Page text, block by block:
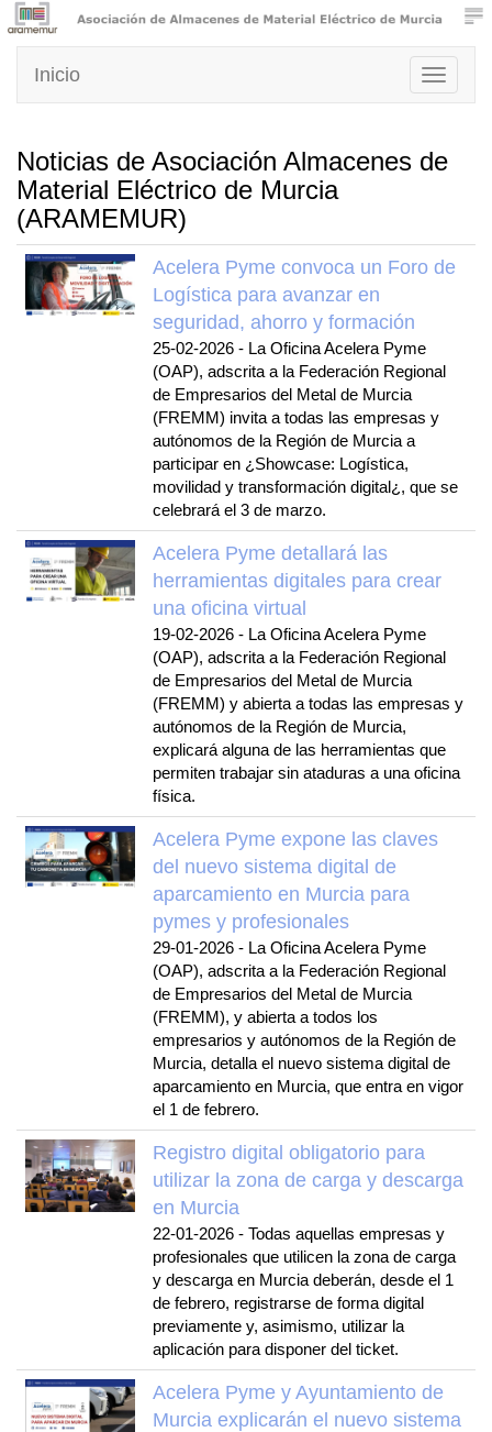
Toggle
Inicio
Noticias de Asociación Almacenes de
Material Eléctrico de Murcia
(ARAMEMUR)
Acelera Pyme convoca un Foro de
Logística para avanzar en
seguridad, ahorro y formación
25-02-2026 - La Oficina Acelera Pyme
(OAP), adscrita a la Federación Regional
de Empresarios del Metal de Murcia
(FREMM) invita a todas las empresas y
autónomos de la Región de Murcia a
participar en ¿Showcase: Logística,
movilidad y transformación digital¿, que se
celebrará el 3 de marzo.
Acelera Pyme detallará las
herramientas digitales para crear
una oficina virtual
19-02-2026 - La Oficina Acelera Pyme
(OAP), adscrita a la Federación Regional
de Empresarios del Metal de Murcia
(FREMM) y abierta a todas las empresas y
autónomos de la Región de Murcia,
explicará alguna de las herramientas que
permiten trabajar sin ataduras a una oficina
física.
Acelera Pyme expone las claves
del nuevo sistema digital de
aparcamiento en Murcia para
pymes y profesionales
29-01-2026 - La Oficina Acelera Pyme
(OAP), adscrita a la Federación Regional
de Empresarios del Metal de Murcia
(FREMM), y abierta a todos los
empresarios y autónomos de la Región de
Murcia, detalla el nuevo sistema digital de
aparcamiento en Murcia, que entra en vigor
el 1 de febrero.
Registro digital obligatorio para
utilizar la zona de carga y descarga
en Murcia
22-01-2026 - Todas aquellas empresas y
profesionales que utilicen la zona de carga
y descarga en Murcia deberán, desde el 1
de febrero, registrarse de forma digital
previamente y, asimismo, utilizar la
aplicación para disponer del ticket.
Acelera Pyme y Ayuntamiento de
Murcia explicarán el nuevo sistema